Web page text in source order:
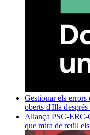
Gestionar els
oberts d'Illa
Aliança PSC-ERC-
que mira de reüll